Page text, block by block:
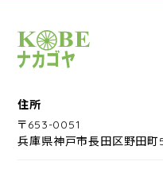
サイクルショップナカゴヤ
住所
〒653-0051
兵庫県神戸市長田区野田町